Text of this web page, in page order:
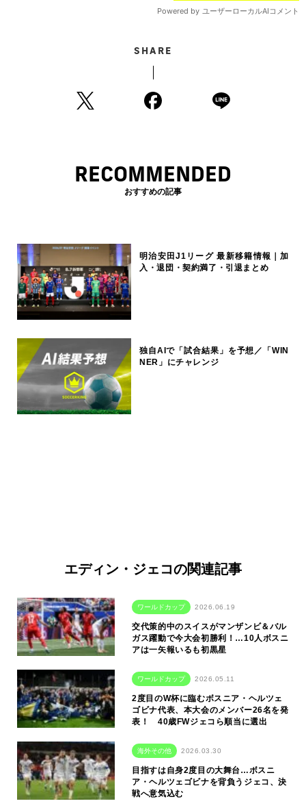
SHARE
RECOMMENDED
おすすめの記事
明治安田J1リーグ 最新移籍情報｜加
入・退団・契約満了・引退まとめ
独自AIで「試合結果」を予想／「WIN
NER」にチャレンジ
エディン・ジェコの関連記事
ワールドカップ 2026.06.19
交代策的中のスイスがマンザンビ＆バル
ガス躍動で今大会初勝利！…10人ボスニ
アは一矢報いるも初黒星
ワールドカップ 2026.05.11
2度目のW杯に臨むボスニア・ヘルツェ
ゴビナ代表、本大会のメンバー26名を発
表！ 40歳FWジェコら順当に選出
海外その他 2026.03.30
目指すは自身2度目の大舞台…ボスニ
ア・ヘルツェゴビナを背負うジェコ、決
戦へ意気込む